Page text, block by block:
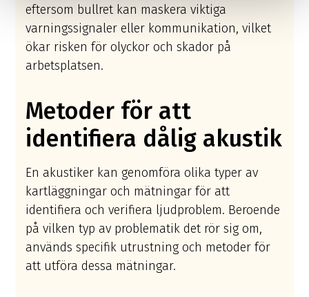
eftersom bullret kan maskera viktiga
varningssignaler eller kommunikation, vilket
ökar risken för olyckor och skador på
arbetsplatsen.
Metoder för att
identifiera dålig akustik
En akustiker kan genomföra olika typer av
kartläggningar och mätningar för att
identifiera och verifiera ljudproblem. Beroende
på vilken typ av problematik det rör sig om,
används specifik utrustning och metoder för
att utföra dessa mätningar.